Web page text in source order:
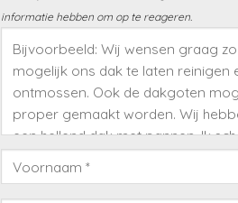
informatie hebben om op te reageren.